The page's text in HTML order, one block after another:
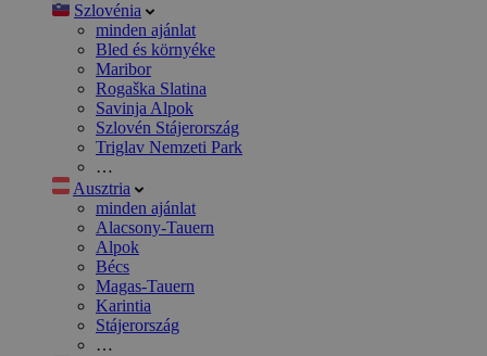
Szlovénia
minden ajánlat
Bled és környéke
Maribor
Rogaška Slatina
Savinja Alpok
Szlovén Stájerország
Triglav Nemzeti Park
…
Ausztria
minden ajánlat
Alacsony-Tauern
Alpok
Bécs
Magas-Tauern
Karintia
Stájerország
…